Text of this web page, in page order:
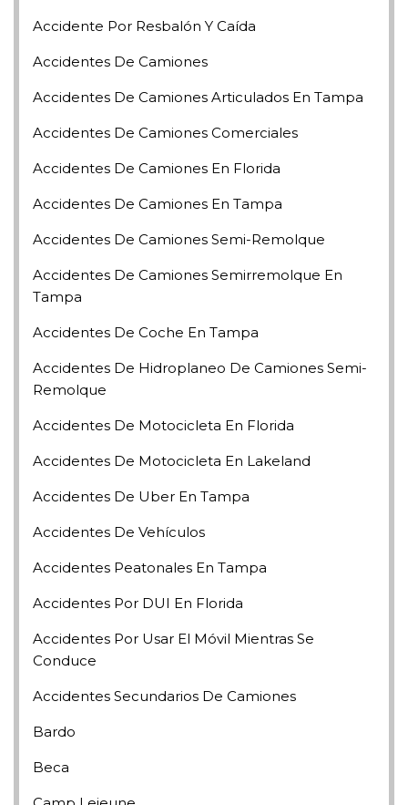
Accidente Por Resbalón Y Caída
Accidentes De Camiones
Accidentes De Camiones Articulados En Tampa
Accidentes De Camiones Comerciales
Accidentes De Camiones En Florida
Accidentes De Camiones En Tampa
Accidentes De Camiones Semi-Remolque
Accidentes De Camiones Semirremolque En
Tampa
Accidentes De Coche En Tampa
Accidentes De Hidroplaneo De Camiones Semi-
Remolque
Accidentes De Motocicleta En Florida
Accidentes De Motocicleta En Lakeland
Accidentes De Uber En Tampa
Accidentes De Vehículos
Accidentes Peatonales En Tampa
Accidentes Por DUI En Florida
Accidentes Por Usar El Móvil Mientras Se
Conduce
Accidentes Secundarios De Camiones
Bardo
Beca